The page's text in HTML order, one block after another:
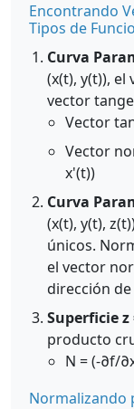
Encontrando
Tipos de
Curva
(x(t), y(t)),
vector
Vector
Vector
x'(t))
Curva
(x(t), y(t),
únicos.
el vector
dirección
Superficie z
producto
N = (-∂f/
Normalizando